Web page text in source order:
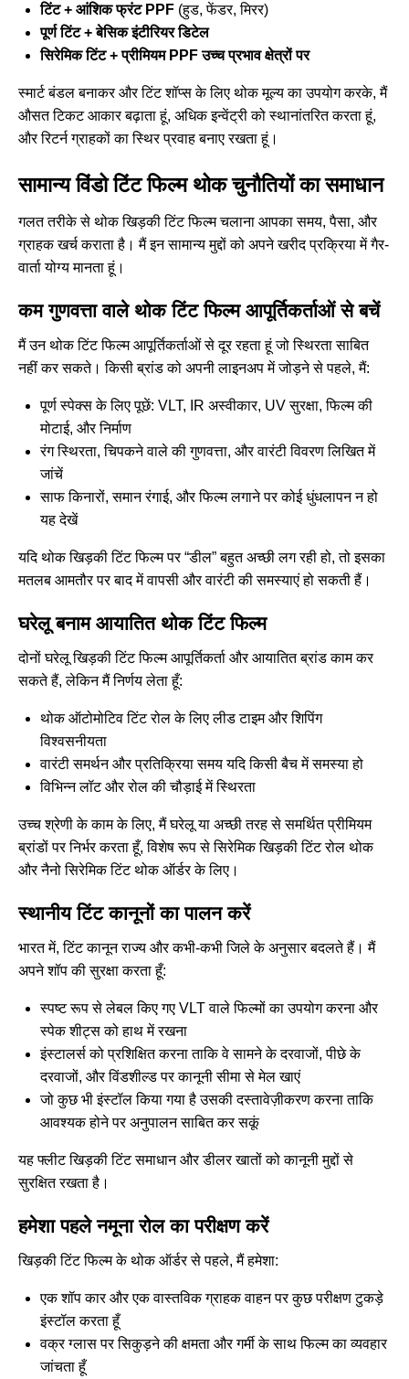
टिंट + आंशिक फ्रंट PPF (हुड, फेंडर, मिरर)
पूर्ण टिंट + बेसिक इंटीरियर डिटेल
सिरेमिक टिंट + प्रीमियम PPF उच्च प्रभाव क्षेत्रों पर
स्मार्ट बंडल बनाकर और टिंट शॉप्स के लिए थोक मूल्य का उपयोग करके, मैं
औसत टिकट आकार बढ़ाता हूं, अधिक इन्वेंट्री को स्थानांतरित करता हूं,
और रिटर्न ग्राहकों का स्थिर प्रवाह बनाए रखता हूं।
सामान्य विंडो टिंट फिल्म थोक चुनौतियों का समाधान
गलत तरीके से थोक खिड़की टिंट फिल्म चलाना आपका समय, पैसा, और
ग्राहक खर्च कराता है। मैं इन सामान्य मुद्दों को अपने खरीद प्रक्रिया में गैर-
वार्ता योग्य मानता हूं।
कम गुणवत्ता वाले थोक टिंट फिल्म आपूर्तिकर्ताओं से बचें
मैं उन थोक टिंट फिल्म आपूर्तिकर्ताओं से दूर रहता हूं जो स्थिरता साबित
नहीं कर सकते। किसी ब्रांड को अपनी लाइनअप में जोड़ने से पहले, मैं:
पूर्ण स्पेक्स के लिए पूछें: VLT, IR अस्वीकार, UV सुरक्षा, फिल्म की
मोटाई, और निर्माण
रंग स्थिरता, चिपकने वाले की गुणवत्ता, और वारंटी विवरण लिखित में
जांचें
साफ किनारों, समान रंगाई, और फिल्म लगाने पर कोई धुंधलापन न हो
यह देखें
यदि थोक खिड़की टिंट फिल्म पर “डील” बहुत अच्छी लग रही हो, तो इसका
मतलब आमतौर पर बाद में वापसी और वारंटी की समस्याएं हो सकती हैं।
घरेलू बनाम आयातित थोक टिंट फिल्म
दोनों घरेलू खिड़की टिंट फिल्म आपूर्तिकर्ता और आयातित ब्रांड काम कर
सकते हैं, लेकिन मैं निर्णय लेता हूँ:
थोक ऑटोमोटिव टिंट रोल के लिए लीड टाइम और शिपिंग
विश्वसनीयता
वारंटी समर्थन और प्रतिक्रिया समय यदि किसी बैच में समस्या हो
विभिन्न लॉट और रोल की चौड़ाई में स्थिरता
उच्च श्रेणी के काम के लिए, मैं घरेलू या अच्छी तरह से समर्थित प्रीमियम
ब्रांडों पर निर्भर करता हूँ, विशेष रूप से सिरेमिक खिड़की टिंट रोल थोक
और नैनो सिरेमिक टिंट थोक ऑर्डर के लिए।
स्थानीय टिंट कानूनों का पालन करें
भारत में, टिंट कानून राज्य और कभी-कभी जिले के अनुसार बदलते हैं। मैं
अपने शॉप की सुरक्षा करता हूँ:
स्पष्ट रूप से लेबल किए गए VLT वाले फिल्मों का उपयोग करना और
स्पेक शीट्स को हाथ में रखना
इंस्टालर्स को प्रशिक्षित करना ताकि वे सामने के दरवाजों, पीछे के
दरवाजों, और विंडशील्ड पर कानूनी सीमा से मेल खाएं
जो कुछ भी इंस्टॉल किया गया है उसकी दस्तावेज़ीकरण करना ताकि
आवश्यक होने पर अनुपालन साबित कर सकूं
यह फ्लीट खिड़की टिंट समाधान और डीलर खातों को कानूनी मुद्दों से
सुरक्षित रखता है।
हमेशा पहले नमूना रोल का परीक्षण करें
खिड़की टिंट फिल्म के थोक ऑर्डर से पहले, मैं हमेशा:
एक शॉप कार और एक वास्तविक ग्राहक वाहन पर कुछ परीक्षण टुकड़े
इंस्टॉल करता हूँ
वक्र ग्लास पर सिकुड़ने की क्षमता और गर्मी के साथ फिल्म का व्यवहार
जांचता हूँ